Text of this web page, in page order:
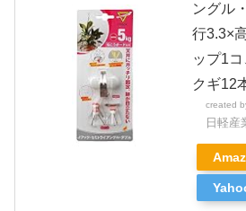
ングル
行3.3×
ップ1コ
クギ12
created
日軽産